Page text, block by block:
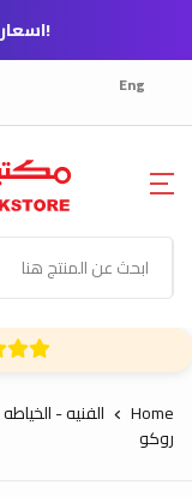
Eng
Home الفنيه -
روكو